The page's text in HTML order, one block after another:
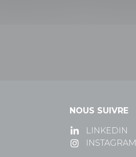
NOUS SUIVRE
LINKEDIN
INSTAGRAM